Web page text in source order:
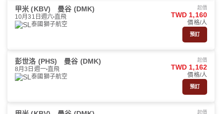
甲米 (KBV) 曼谷 (DMK)
10月31日週六 直飛
泰國獅子航空
起價
TWD 1,160
價格/人
預訂
彭世洛 (PHS) 曼谷 (DMK)
8月3日週一 直飛
泰國獅子航空
起價
TWD 1,162
價格/人
預訂
起價